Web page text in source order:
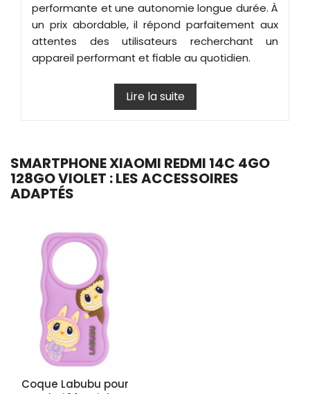
performante et une autonomie longue durée. À
un prix abordable, il répond parfaitement aux
attentes des utilisateurs recherchant un
appareil performant et fiable au quotidien.
Lire la suite
SMARTPHONE XIAOMI REDMI 14C 4GO
128GO VIOLET : LES ACCESSOIRES
ADAPTÉS
Coque Labubu pour